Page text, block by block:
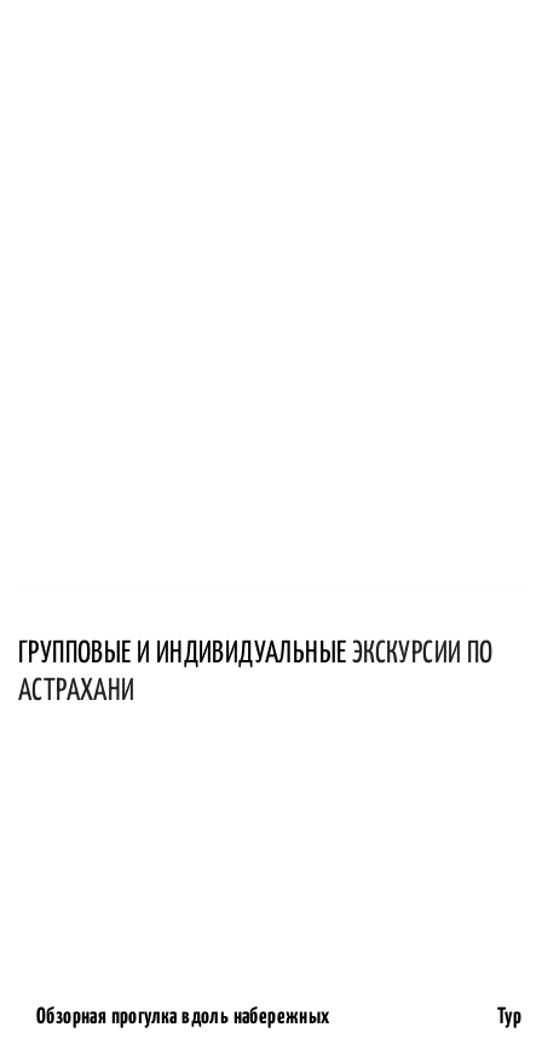
ГРУППОВЫЕ И ИНДИВИДУАЛЬНЫЕ ЭКСКУРСИИ ПО
АСТРАХАНИ
Обзорная прогулка вдоль набережных Тур